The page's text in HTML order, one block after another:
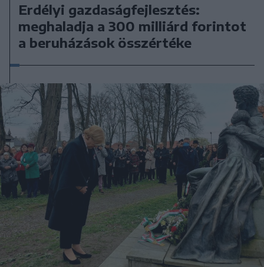
Erdélyi gazdaságfejlesztés:
meghaladja a 300 milliárd forintot
a beruházások összértéke